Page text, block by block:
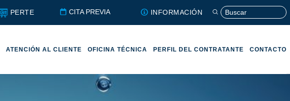
PERTE CITA PREVIA INFORMACIÓN
ATENCIÓN AL CLIENTE OFICINA TÉCNICA PERFIL DEL CONTRATANTE CONTACTO